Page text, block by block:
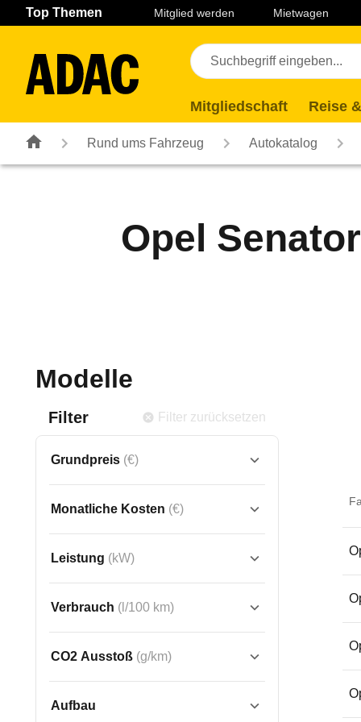
Navigation Seiteninhalt Fußzeile
Top Themen Mitglied werden Mietwagen
Mitgliedschaft Reise
Rund ums Fahrzeug Autokatalog
Opel
Modelle
Filter Filter zurücksetzen
Grundpreis (€)
Monatliche Kosten (€)
Leistung (kW)
Verbrauch (l/100 km)
CO2 Ausstoß (g/km)
Aufbau